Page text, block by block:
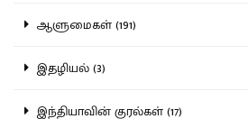
ஆளுமைகள் (191)
இதழியல் (3)
இந்தியாவின் குரல்கள் (17)